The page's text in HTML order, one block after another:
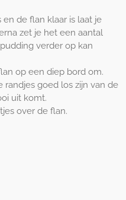
de flan klaar is laat je
zet je het een aantal
verder op kan
op een diep bord om.
goed los zijn van de
uit komt.
over de flan.